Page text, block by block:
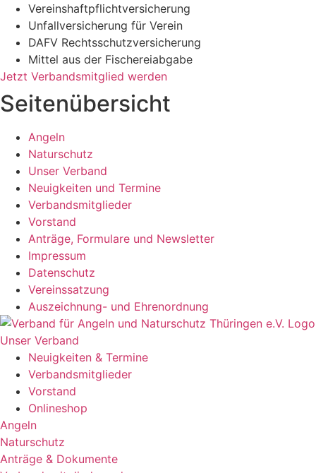
Vereinshaftpflichtversicherung
Unfallversicherung für Verein
DAFV Rechtsschutzversicherung
Mittel aus der Fischereiabgabe
Jetzt Verbandsmitglied werden
Seitenübersicht
Angeln
Naturschutz
Unser Verband
Neuigkeiten und Termine
Verbandsmitglieder
Vorstand
Anträge, Formulare und Newsletter
Impressum
Datenschutz
Vereinssatzung
Auszeichnung- und Ehrenordnung
Unser Verband
Neuigkeiten & Termine
Verbandsmitglieder
Vorstand
Onlineshop
Angeln
Naturschutz
Anträge & Dokumente